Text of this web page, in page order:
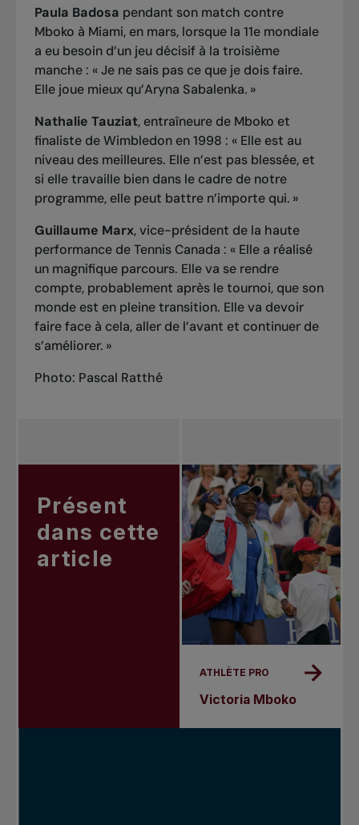
Paula Badosa pendant son match contre
Mboko à Miami, en mars, lorsque la 11e mondiale
a eu besoin d’un jeu décisif à la troisième
manche : « Je ne sais pas ce que je dois faire.
Elle joue mieux qu’Aryna Sabalenka. »
Nathalie Tauziat, entraîneure de Mboko et
finaliste de Wimbledon en 1998 : « Elle est au
niveau des meilleures. Elle n’est pas blessée, et
si elle travaille bien dans le cadre de notre
programme, elle peut battre n’importe qui. »
Guillaume Marx, vice-président de la haute
performance de Tennis Canada : « Elle a réalisé
un magnifique parcours. Elle va se rendre
compte, probablement après le tournoi, que son
monde est en pleine transition. Elle va devoir
faire face à cela, aller de l’avant et continuer de
s’améliorer. »
Photo: Pascal Ratthé
Présent
dans cette
article
ATHLÈTE PRO
Victoria Mboko